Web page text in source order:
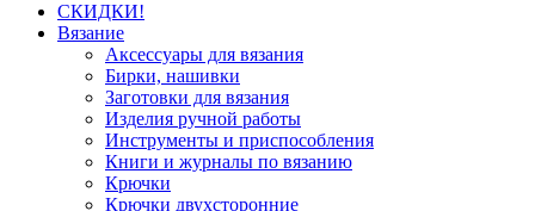
СКИДКИ!
Вязание
Аксессуары для вязания
Бирки, нашивки
Заготовки для вязания
Изделия ручной работы
Инструменты и приспособления
Книги и журналы по вязанию
Крючки
Крючки двухсторонние